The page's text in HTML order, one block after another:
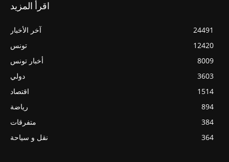
اقرأ المزيد
آخر الأخبار
24491
تونس
12420
أخبار تونس
8009
دولي
3603
اقتصاد
1514
رياضة
894
متفرقات
384
نقل و سياحة
364